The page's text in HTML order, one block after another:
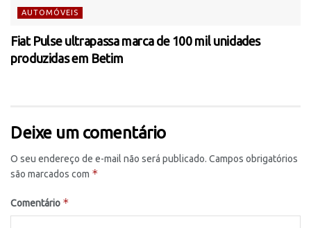
AUTOMÓVEIS
Fiat Pulse ultrapassa marca de 100 mil unidades
produzidas em Betim
Deixe um comentário
O seu endereço de e-mail não será publicado. Campos obrigatórios
são marcados com *
Comentário *